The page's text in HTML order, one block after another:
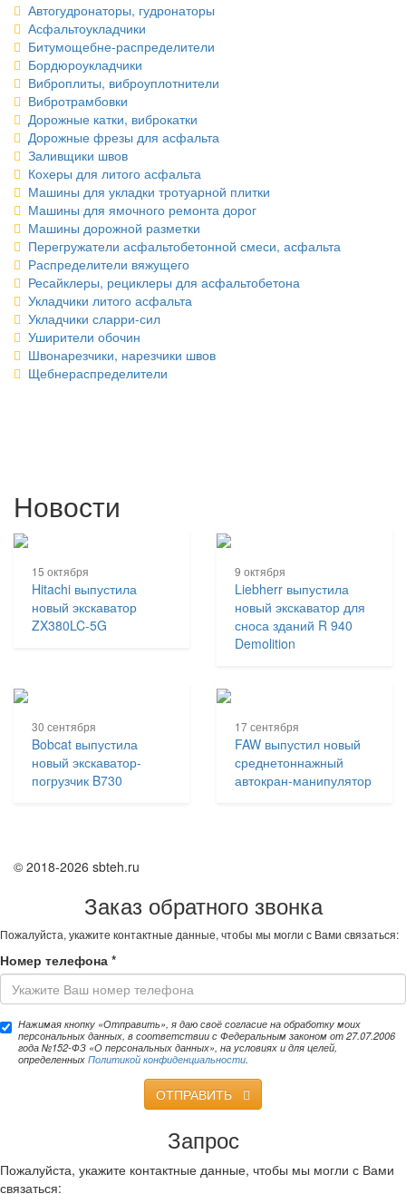
Автогудронаторы, гудронаторы
Асфальтоукладчики
Битумощебне-распределители
Бордюроукладчики
Виброплиты, виброуплотнители
Вибротрамбовки
Дорожные катки, виброкатки
Дорожные фрезы для асфальта
Заливщики швов
Кохеры для литого асфальта
Машины для укладки тротуарной плитки
Машины для ямочного ремонта дорог
Машины дорожной разметки
Перегружатели асфальтобетонной смеси, асфальта
Распределители вяжущего
Ресайклеры, рециклеры для асфальтобетона
Укладчики литого асфальта
Укладчики сларри-сил
Уширители обочин
Швонарезчики, нарезчики швов
Щебнераспределители
Новости
15 октября
Hitachi выпустила
новый экскаватор
ZX380LC-5G
9 октября
Liebherr выпустила
новый экскаватор для
сноса зданий R 940
Demolition
30 сентября
Bobcat выпустила
новый экскаватор-
погрузчик B730
17 сентября
FAW выпустил новый
среднетоннажный
автокран-манипулятор
© 2018-2026 sbteh.ru
Заказ обратного звонка
Пожалуйста, укажите контактные данные, чтобы мы могли с Вами связаться:
Номер телефона *
Нажимая кнопку «Отправить», я даю своё согласие на обработку моих
персональных данных, в соответствии с Федеральным законом от 27.07.2006
года №152-ФЗ «О персональных данных», на условиях и для целей,
определенных Политикой конфиденциальности
ОТПРАВИТЬ
Запрос
Пожалуйста, укажите контактные данные, чтобы мы могли с Вами
связаться: